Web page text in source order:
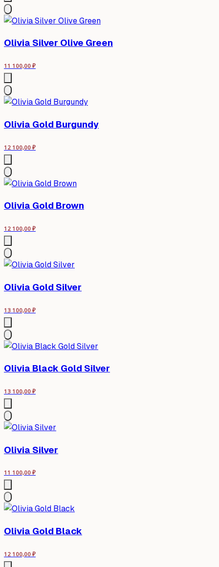
Olivia Silver Olive Green
11 100,00 ₽
Olivia Gold Burgundy
12 100,00 ₽
Olivia Gold Brown
12 100,00 ₽
Olivia Gold Silver
13 100,00 ₽
Olivia Black Gold Silver
13 100,00 ₽
Olivia Silver
11 100,00 ₽
Olivia Gold Black
12 100,00 ₽